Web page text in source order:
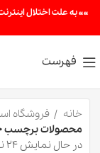
«« به علت اختلال
فهرست
خانه
فروشگاه
محصولات برچسب
در حال نمایش 24 نتیجه